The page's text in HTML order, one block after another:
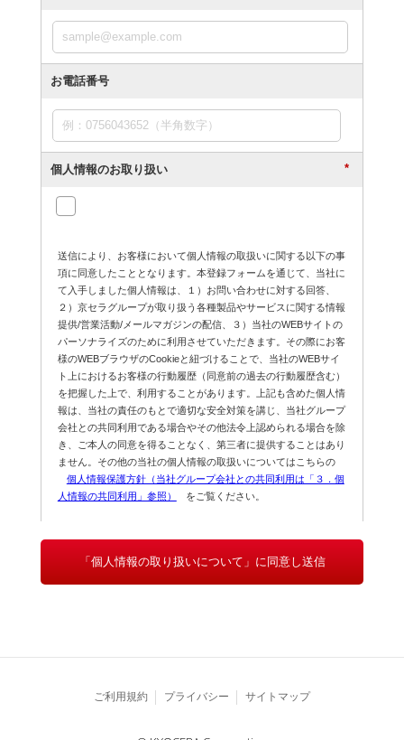
お電話番号
*
個人情報のお取り扱い
送信により、お客様において個人情報の取扱いに関する以下の事
項に同意したこととなります。本登録フォームを通じて、当社に
て入手しました個人情報は、１）お問い合わせに対する回答、
２）京セラグループが取り扱う各種製品やサービスに関する情報
提供/営業活動/メールマガジンの配信、３）当社のWEBサイトの
パーソナライズのために利用させていただきます。その際にお客
様のWEBブラウザのCookieと紐づけることで、当社のWEBサイ
ト上におけるお客様の行動履歴（同意前の過去の行動履歴含む）
を把握した上で、利用することがあります。上記も含めた個人情
報は、当社の責任のもとで適切な安全対策を講じ、当社グループ
会社との共同利用である場合やその他法令上認められる場合を除
き、ご本人の同意を得ることなく、第三者に提供することはあり
ません。その他の当社の個人情報の取扱いについてはこちらの
個人情報保護方針（当社グループ会社との共同利用は「３．個
人情報の共同利用」参照）
をご覧ください。
「個人情報の取り扱いについて」に同意し送信
ご利用規約 プライバシー サイトマップ